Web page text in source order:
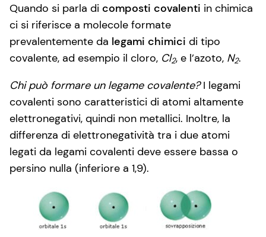
Quando si parla di composti covalenti in chimica
ci si riferisce a molecole formate
prevalentemente da legami chimici di tipo
covalente, ad esempio il cloro, Cl2, e l’azoto, N2.
Chi può formare un legame covalente?I legami
covalenti sono caratteristici di atomi altamente
elettronegativi, quindi non metallici. Inoltre, la
differenza di elettronegatività tra i due atomi
legati da legami covalenti deve essere bassa o
persino nulla (inferiore a 1,9).